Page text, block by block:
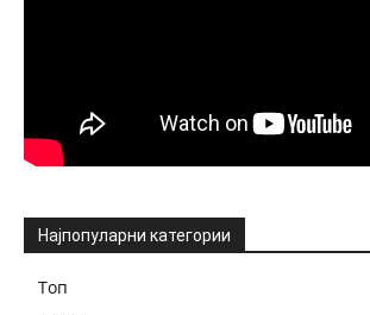
Најпопуларни категории
Топ